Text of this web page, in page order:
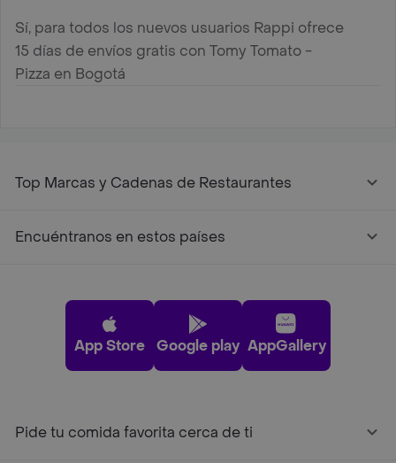
Sí, para todos los nuevos usuarios Rappi ofrece
15 días de envíos gratis con Tomy Tomato -
Pizza en Bogotá
Top Marcas y Cadenas de Restaurantes
Encuéntranos en estos países
App Store Google play AppGallery
Pide tu comida favorita cerca de ti